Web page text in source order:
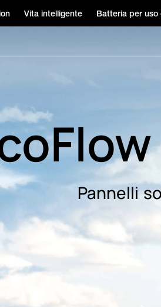
Vita intelligente Batteria per uso
Pannelli